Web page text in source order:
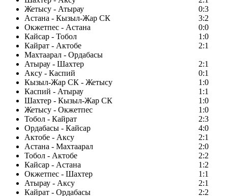
Жетысу - Атырау
0:3
Астана - Кызыл-Жар СК
3:2
Окжетпес - Астана
0:0
Кайсар - Тобол
1:0
Кайрат - Актобе
2:1
Махтаарал - Ордабасы
Атырау - Шахтер
2:1
Аксу - Каспий
0:1
Кызыл-Жар СК - Жетысу
1:0
Каспий - Атырау
1:1
Шахтер - Кызыл-Жар СК
1:0
Жетысу - Окжетпес
1:0
Тобол - Кайрат
2:3
Ордабасы - Кайсар
4:0
Актобе - Аксу
2:1
Астана - Махтаарал
2:0
Тобол - Актобе
2:2
Кайсар - Астана
1:2
Окжетпес - Шахтер
1:1
Атырау - Аксу
2:1
Кайрат - Ордабасы
2:2